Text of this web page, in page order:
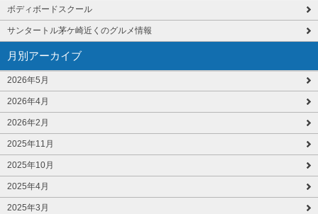
ボディボードスクール
サンタートル茅ケ崎近くのグルメ情報
月別アーカイブ
2026年5月
2026年4月
2026年2月
2025年11月
2025年10月
2025年4月
2025年3月